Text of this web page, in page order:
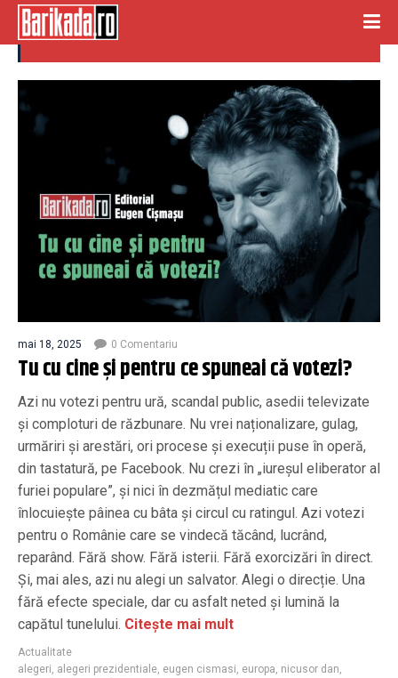
alegeri prezidentiale
mai 18, 2025 0 Comentariu
Tu cu cine și pentru ce spuneai că votezi?
Azi nu votezi pentru ură, scandal public, asedii televizate
și comploturi de răzbunare. Nu vrei naționalizare, gulag,
urmăriri și arestări, ori procese și execuții puse în operă,
din tastatură, pe Facebook. Nu crezi în „iureșul eliberator al
furiei populare”, și nici în dezmățul mediatic care
înlocuiește pâinea cu bâta și circul cu ratingul. Azi votezi
pentru o Românie care se vindecă tăcând, lucrând,
reparând. Fără show. Fără isterii. Fără exorcizări în direct.
Și, mai ales, azi nu alegi un salvator. Alegi o direcție. Una
fără efecte speciale, dar cu asfalt neted și lumină la
capătul tunelului. Citește mai mult
Actualitate
alegeri, alegeri prezidentiale, eugen cismasi, europa, nicusor dan,